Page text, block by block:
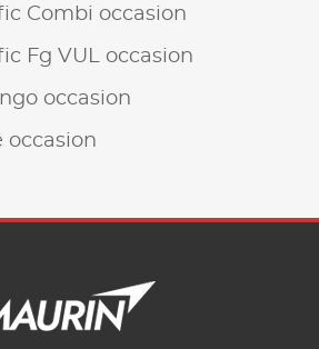
Combi occasion
Fg VUL occasion
occasion
occasion